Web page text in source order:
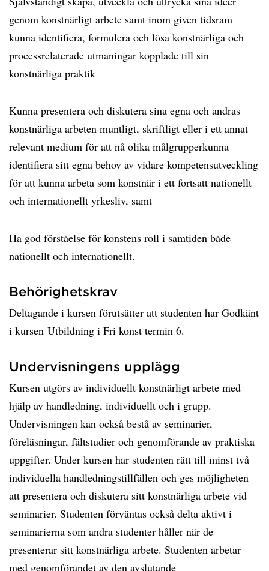
genom konstnärligt arbete samt inom given tidsram
kunna identifiera, formulera och lösa konstnärliga och
processrelaterade utmaningar kopplade till sin
konstnärliga praktik
Kunna presentera och diskutera sina egna och andras
konstnärliga arbeten muntligt, skriftligt eller i ett annat
relevant medium för att nå olika målgrupperkunna
identifiera sitt egna behov av vidare kompetensutveckling
för att kunna arbeta som konstnär i ett fortsatt nationellt
och internationellt yrkesliv, samt
Ha god förståelse för konstens roll i samtiden både
nationellt och internationellt.
Behörighetskrav
Deltagande i kursen förutsätter att studenten har Godkänt
i kursen Utbildning i Fri konst termin 6.
Undervisningens upplägg
Kursen utgörs av individuellt konstnärligt arbete med
hjälp av handledning, individuellt och i grupp.
Undervisningen kan också bestå av seminarier,
föreläsningar, fältstudier och genomförande av praktiska
uppgifter. Under kursen har studenten rätt till minst två
individuella handledningstillfällen och ges möjligheten
att presentera och diskutera sitt konstnärliga arbete vid
seminarier. Studenten förväntas också delta aktivt i
seminarierna som andra studenter håller när de
presenterar sitt konstnärliga arbete. Studenten arbetar
med genomförandet av den avslutande